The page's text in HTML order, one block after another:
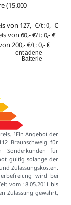
(15.000
von 127,- €/t: 0,- €
von 60,- €/t: 0,- €
200,- €/t: 0,- €
entladene
Batterie
1 Ein Angebot der
Braunschweig für
Sonderkunden für
gültig solange der
Zulassungskosten.
wird bei
vom 18.05.2011 bis
Zulassung gewährt,